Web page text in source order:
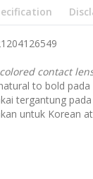
contact
to bold pada
tergantung
untuk Korean